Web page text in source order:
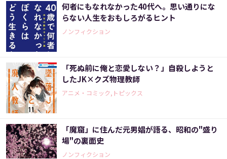
何者にもなれなかった40代へ。思い通りにな
らない人生をおもしろがるヒント
ノンフィクション
「死ぬ前に俺と恋愛しない？」自殺しようと
したJK×クズ物理教師
アニメ・コミック,トピックス
「魔窟」に住んだ元男娼が語る、昭和の"盛り
場"の裏面史
ノンフィクション